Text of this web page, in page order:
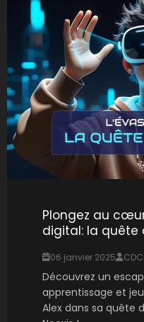
Plongez au
digital: la quête
06 janvier 2025
Découvrez un
apprentissage et
Alex dans sa quête